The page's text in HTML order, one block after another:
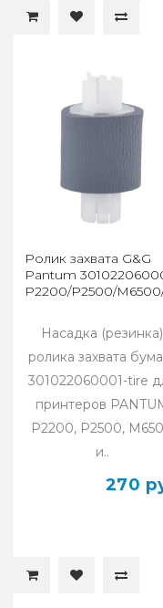
Ролик захвата G&G
Pantum
P2200/P2500/
Насадка (резинка)
ролика захвата
301022060001-tire
принтеров
P2200, P2500,
и..
270